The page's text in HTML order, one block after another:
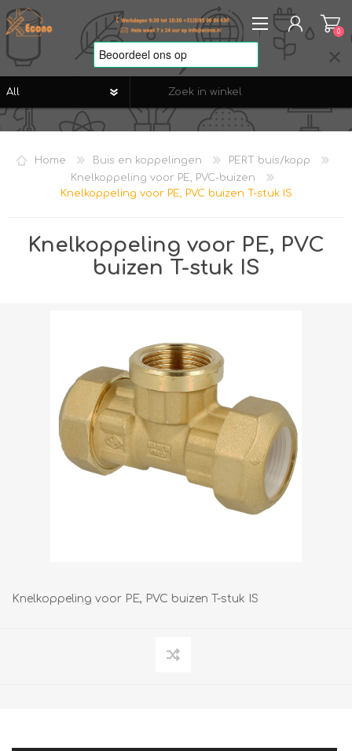
REGISTREREN
VERLANGLIJST
0
Home Buis en koppelingen
PERT buis/kopp
Knelkoppeling voor PE, PVC-buizen
Knelkoppeling voor PE, PVC buizen T-stuk IS
Knelkoppeling voor PE, PVC
buizen T-stuk IS
Knelkoppeling voor PE, PVC buizen T-stuk IS